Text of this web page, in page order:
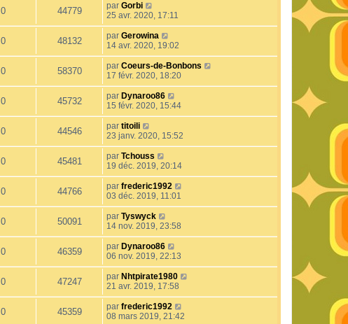
0 44779 par Gorbi
25 avr. 2020, 17:11
0 48132 par Gerowina
14 avr. 2020, 19:02
0 58370 par Coeurs-de-Bonbons
17 févr. 2020, 18:20
0 45732 par Dynaroo86
15 févr. 2020, 15:44
0 44546 par titoili
23 janv. 2020, 15:52
0 45481 par Tchouss
19 déc. 2019, 20:14
0 44766 par frederic1992
03 déc. 2019, 11:01
0 50091 par Tyswyck
14 nov. 2019, 23:58
0 46359 par Dynaroo86
06 nov. 2019, 22:13
0 47247 par Nhtpirate1980
21 avr. 2019, 17:58
0 45359 par frederic1992
08 mars 2019, 21:42